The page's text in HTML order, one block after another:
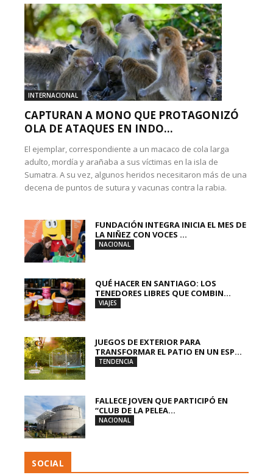
INTERNACIONAL
CAPTURAN A MONO QUE PROTAGONIZÓ
OLA DE ATAQUES EN INDO...
El ejemplar, correspondiente a un macaco de cola larga
adulto, mordía y arañaba a sus víctimas en la isla de
Sumatra. A su vez, algunos heridos necesitaron más de una
decena de puntos de sutura y vacunas contra la rabia.
FUNDACIÓN INTEGRA INICIA EL MES DE
LA NIÑEZ CON VOCES ...
NACIONAL
QUÉ HACER EN SANTIAGO: LOS
TENEDORES LIBRES QUE COMBIN...
VIAJES
JUEGOS DE EXTERIOR PARA
TRANSFORMAR EL PATIO EN UN ESP...
TENDENCIA
FALLECE JOVEN QUE PARTICIPÓ EN
“CLUB DE LA PELEA...
NACIONAL
SOCIAL